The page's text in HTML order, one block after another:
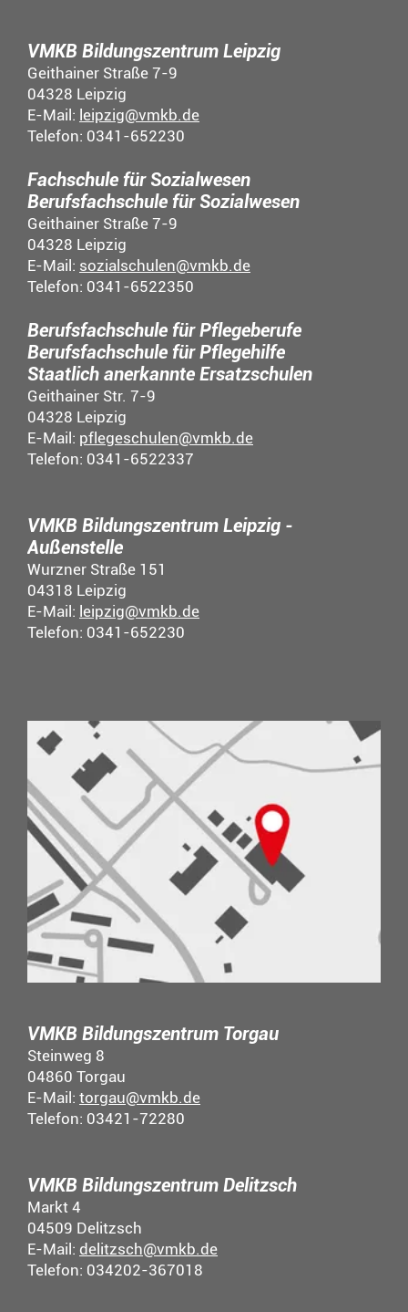
VMKB Bildungszentrum Leipzig
Geithainer Straße 7-9
04328 Leipzig
E-Mail: leipzig@vmkb.de
Telefon: 0341-652230
Fachschule für Sozialwesen
Berufsfachschule für Sozialwesen
Geithainer Straße 7-9
04328 Leipzig
E-Mail: sozialschulen@vmkb.de
Telefon: 0341-6522350
Berufsfachschule für Pflegeberufe
Berufsfachschule für Pflegehilfe
Staatlich anerkannte Ersatzschulen
Geithainer Str. 7-9
04328 Leipzig
E-Mail: pflegeschulen@vmkb.de
Telefon: 0341-6522337
VMKB Bildungszentrum Leipzig -
Außenstelle
Wurzner Straße 151
04318 Leipzig
E-Mail: leipzig@vmkb.de
Telefon: 0341-652230
VMKB Bildungszentrum Torgau
Steinweg 8
04860 Torgau
E-Mail: torgau@vmkb.de
Telefon: 03421-72280
VMKB Bildungszentrum Delitzsch
Markt 4
04509 Delitzsch
E-Mail: delitzsch@vmkb.de
Telefon: 034202-367018